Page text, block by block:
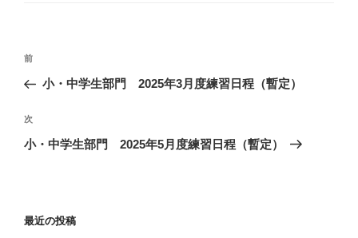
投
ナ
ビ
ゲ
ン
前
の
稿
前
小・中学生部門 2025年3月度練習日程（暫定）
次
の
次
小・中学生部門 2025年5月度練習日程（暫定）
最近の投稿